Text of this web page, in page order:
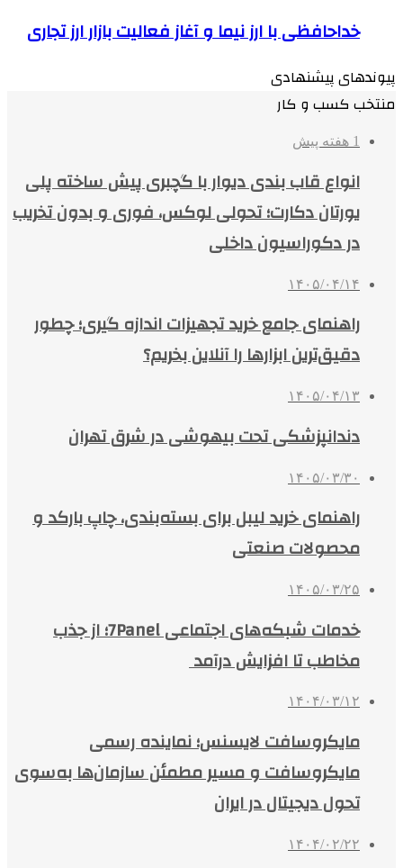
خداحافظی با ارز نیما و آغاز فعالیت بازار ارز تجاری
پیوندهای پیشنهادی
منتخب کسب و کار
1 هفته پیش
انواع قاب بندی دیوار با گچبری پیش ساخته پلی
یورتان دکارت؛ تحولی لوکس، فوری و بدون تخریب
در دکوراسیون داخلی
۱۴۰۵/۰۴/۱۴
راهنمای جامع خرید تجهیزات اندازه گیری؛ چطور
دقیق‌ترین ابزارها را آنلاین بخریم؟
۱۴۰۵/۰۴/۱۳
دندانپزشکی تحت بیهوشی در شرق تهران
۱۴۰۵/۰۳/۳۰
راهنمای خرید لیبل برای بسته‌بندی، چاپ بارکد و
محصولات صنعتی
۱۴۰۵/۰۳/۲۵
خدمات شبکه‌های اجتماعی 7Panel؛ از جذب
مخاطب تا افزایش درآمد
۱۴۰۴/۰۳/۱۲
مایکروسافت لایسنس؛ نماینده رسمی
مایکروسافت و مسیر مطمئن سازمان‌ها به‌سوی
تحول دیجیتال در ایران
۱۴۰۴/۰۲/۲۲